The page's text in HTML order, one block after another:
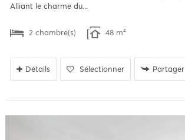
Alliant le charme du...
2 chambre(s) 48 m²
Détails Sélectionner Partager